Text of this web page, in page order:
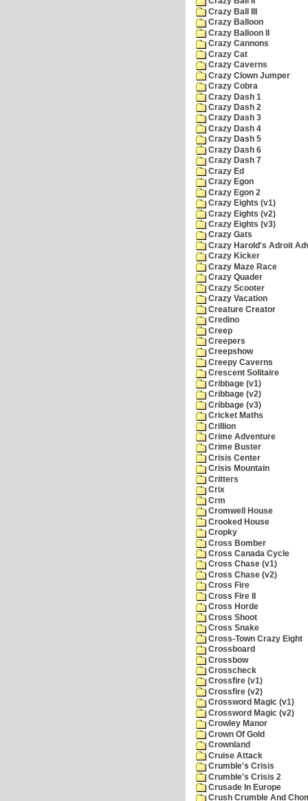
Crazy Ball III
Crazy Balloon
Crazy Balloon II
Crazy Cannons
Crazy Cat
Crazy Caverns
Crazy Clown Jumper
Crazy Cobra
Crazy Dash 1
Crazy Dash 2
Crazy Dash 3
Crazy Dash 4
Crazy Dash 5
Crazy Dash 6
Crazy Dash 7
Crazy Ed
Crazy Egon
Crazy Egon 2
Crazy Eights (v1)
Crazy Eights (v2)
Crazy Eights (v3)
Crazy Gats
Crazy Harold's Adroit
Crazy Kicker
Crazy Maze Race
Crazy Quader
Crazy Scooter
Crazy Vacation
Creature Creator
Credino
Creep
Creepers
Creepshow
Creepy Caverns
Crescent Solitaire
Cribbage (v1)
Cribbage (v2)
Cribbage (v3)
Cricket Maths
Crillion
Crime Adventure
Crime Buster
Crisis Center
Crisis Mountain
Critters
Crix
Crm
Cromwell House
Crooked House
Cropky
Cross Bomber
Cross Canada Cycle
Cross Chase (v1)
Cross Chase (v2)
Cross Fire
Cross Fire II
Cross Horde
Cross Shoot
Cross Snake
Cross-Town Crazy Eight
Crossboard
Crossbow
Crosscheck
Crossfire (v1)
Crossfire (v2)
Crossword Magic (v1)
Crossword Magic (v2)
Crowley Manor
Crown Of Gold
Crownland
Cruise Attack
Crumble's Crisis
Crumble's Crisis 2
Crusade In Europe
Crush Crumble And